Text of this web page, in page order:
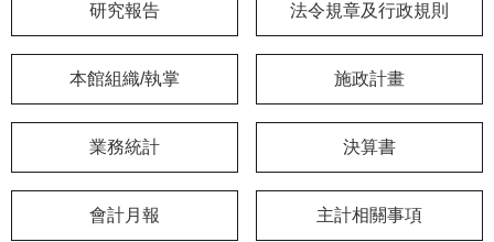
探
認
們
研究報告 法令規章及行政規則
本館組織/執掌 施政計畫
業務統計 決算書
會計月報 主計相關事項